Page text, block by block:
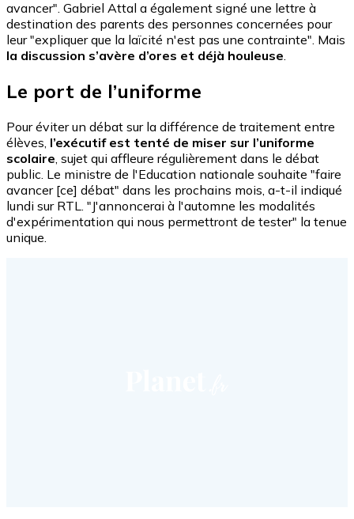
avancer". Gabriel Attal a également signé une lettre à
destination des parents des personnes concernées pour
leur "expliquer que la laïcité n'est pas une contrainte". Mais
la discussion s’avère d’ores et déjà houleuse.
Le port de l’uniforme
Pour éviter un débat sur la différence de traitement entre
élèves, l’exécutif est tenté de miser sur l’uniforme
scolaire, sujet qui affleure régulièrement dans le débat
public. Le ministre de l'Education nationale souhaite "faire
avancer [ce] débat" dans les prochains mois, a-t-il indiqué
lundi sur RTL. "J'annoncerai à l'automne les modalités
d'expérimentation qui nous permettront de tester" la tenue
unique.